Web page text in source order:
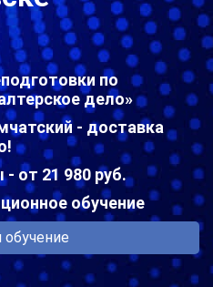
по
дело»
- доставка
от 21 980 руб.
обучение